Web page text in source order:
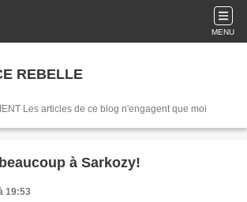
MENU
REBELLE
La FRANCE AUTREMENT Les articles de ce blog n'engagent que moi
à Sarkozy!
19:53